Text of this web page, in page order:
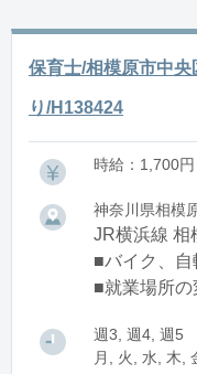
保育士/相模原市中
り/H138424
時給：1,700円
神奈川県相模
JR横浜線 相
■バイク、自
■就業場所の
週3, 週4, 週5
月, 火, 水, 木,